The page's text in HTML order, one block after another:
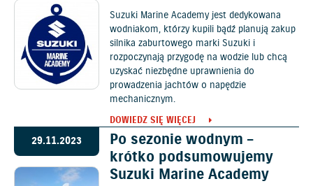
Suzuki Marine Academy jest dedykowana
wodniakom, którzy kupili bądź planują zakup
silnika zaburtowego marki Suzuki i
rozpoczynają przygodę na wodzie lub chcą
uzyskać niezbędne uprawnienia do
prowadzenia jachtów o napędzie
mechanicznym.
DOWIEDZ SIĘ WIĘCEJ
29.11.2023
Po sezonie wodnym –
krótko podsumowujemy
Suzuki Marine Academy